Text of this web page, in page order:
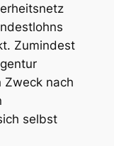
Zumindest
Zweck nach
selbst